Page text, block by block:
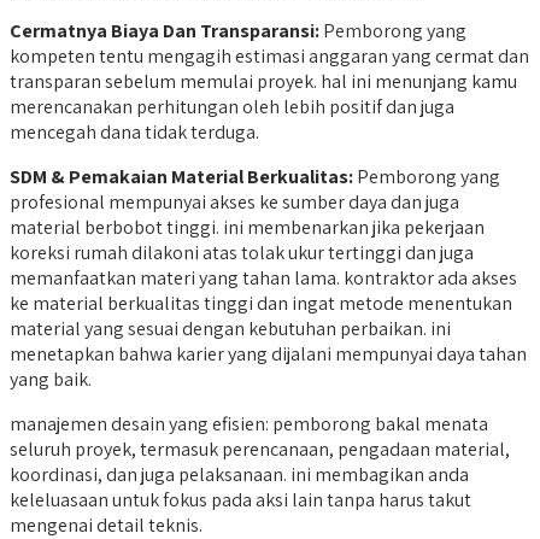
Cermatnya Biaya Dan Transparansi:Pemborong yang
kompeten tentu mengagih estimasi anggaran yang cermat dan
transparan sebelum memulai proyek. hal ini menunjang kamu
merencanakan perhitungan oleh lebih positif dan juga
mencegah dana tidak terduga.
SDM &Pemakaian Material Berkualitas:Pemborong yang
profesional mempunyai akses ke sumber daya dan juga
material berbobot tinggi. ini membenarkan jika pekerjaan
koreksi rumah dilakoni atas tolak ukur tertinggi dan juga
memanfaatkan materi yang tahan lama. kontraktor ada akses
ke material berkualitas tinggi dan ingat metode menentukan
material yang sesuai dengan kebutuhan perbaikan. ini
menetapkan bahwa karier yang dijalani mempunyai daya tahan
yang baik.
manajemen desain yang efisien: pemborong bakal menata
seluruh proyek, termasuk perencanaan, pengadaan material,
koordinasi, dan juga pelaksanaan. ini membagikan anda
keleluasaan untuk fokus pada aksi lain tanpa harus takut
mengenai detail teknis.